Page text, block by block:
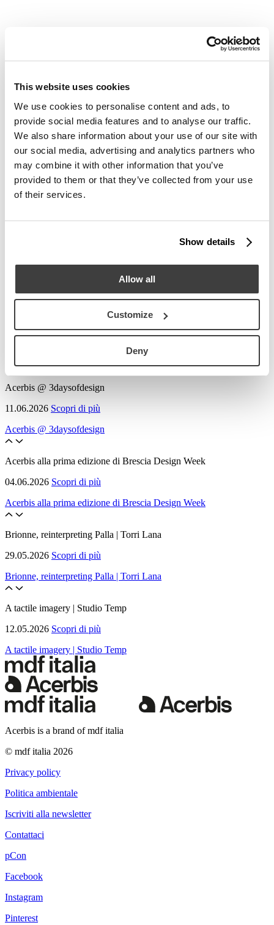
This website uses cookies
We use cookies to personalise content and ads, to
provide social media features and to analyse our traffic.
We also share information about your use of our site with
our social media, advertising and analytics partners who
may combine it with other information that you’ve
provided to them or that they’ve collected from your use
of their services.
Show details
Allow all
Customize
Deny
Round About Seventies
Palla Round About Seventies
Parioli
Menhir Mini
Ebi
Le Cupole
Stories
Palla through the eyes of Michela Pelizzari | P:S
13.07.2026 Scopri di più
Palla through the eyes of Michela Pelizzari | P:S
Acerbis @ 3daysofdesign
11.06.2026 Scopri di più
Acerbis @ 3daysofdesign
Acerbis alla prima edizione di Brescia Design Week
04.06.2026 Scopri di più
Acerbis alla prima edizione di Brescia Design Week
Brionne, reinterpreting Palla | Torri Lana
29.05.2026 Scopri di più
Brionne, reinterpreting Palla | Torri Lana
A tactile imagery | Studio Temp
12.05.2026 Scopri di più
A tactile imagery | Studio Temp
Acerbis is a brand of mdf italia
© mdf italia 2026
Privacy policy
Politica ambientale
Iscriviti alla newsletter
Contattaci
pCon
Facebook
Instagram
Pinterest